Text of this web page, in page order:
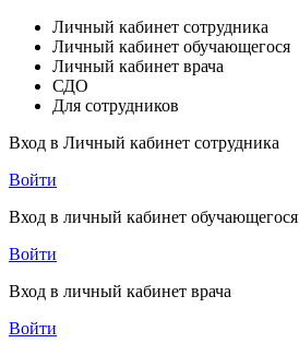
Личный кабинет сотрудника
Личный кабинет обучающегося
Личный кабинет врача
СДО
Для сотрудников
Вход в Личный кабинет сотрудника
Войти
Вход в личный кабинет обучающегося
Войти
Вход в личный кабинет врача
Войти